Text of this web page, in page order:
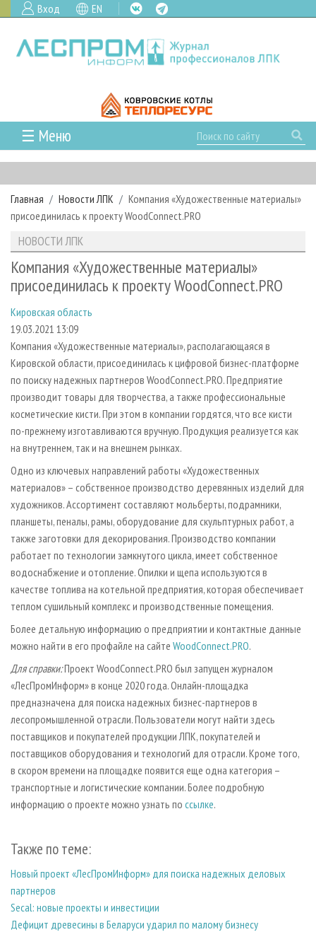
Вход EN
☰ Меню
ГЛАВНАЯ
РУБРИКИ И ТЕМЫ
РУБРИКИ ЖУРНАЛА
ЛЕСОЗАГОТОВКА
ЛЕСОПИЛЕНИЕ
СУШКА ДРЕВЕСИНЫ
ПРОИЗВОДСТВО ДРЕВЕСНЫХ ПЛИТ
ДЕРЕВЯННОЕ ДОМОСТРОЕНИЕ
ПРОИЗВОДСТВО МЕБЕЛИ
БИОЭНЕРГЕТИКА
ЦБП
ИНСТРУМЕНТ И МАТЕРИАЛЫ
НОВОСТИ
НОВОСТИ ЛПК
НОВОСТИ ЖУРНАЛА
ПРОЕКТЫ ЛПИ
АНАЛИТИКА
ПРЕДПРИЯТИЯ ЛПК
ПЕРСОНЫ
МОБИЛЬНЫЕ ВЫСТАВКИ
ОФИЦИАЛЬНЫЕ ДЕЛЕГАЦИИ
ПРИОРИТЕТНЫЕ ИНВЕСТПРОЕКТЫ
RUSSIAN FORESTRY REVIEW
ГАЗЕТА ЛЕСПРОМФОРУМ
БИБЛИОТЕКА СПЕЦИАЛИСТА
АРХИВ ЖУРНАЛОВ
СТАТЬИ
О ЖУРНАЛЕ
ПОДПИСКА
КОНТАКТЫ
РЕКЛАМОДАТЕЛЯМ
РЕКЛАМА
РЕКЛАМА НА САЙТЕ
Главная Новости ЛПК
Компания «Художественные материалы»
присоединилась к проекту WoodConnect.PRO
НОВОСТИ ЛПК
Компания «Художественные материалы»
присоединилась к проекту WoodConnect.PRO
Кировская область
19.03.2021 13:09
Компания «Художественные материалы», располагающаяся в
Кировской области, присоединилась к цифровой бизнес-платформе
по поиску надежных партнеров WoodConnect.PRO. Предприятие
производит товары для творчества, а также профессиональные
косметические кисти. При этом в компании гордятся, что все кисти
по-прежнему изготавливаются вручную. Продукция реализуется как
на внутреннем, так и на внешнем рынках.
Одно из ключевых направлений работы «Художественных
материалов» – собственное производство деревянных изделий для
художников. Ассортимент составляют мольберты, подрамники,
планшеты, пеналы, рамы, оборудование для скульптурных работ, а
также заготовки для декорирования. Производство компании
работает по технологии замкнутого цикла, имеет собственное
водоснабжение и отопление. Опилки и щепа используются в
качестве топлива на котельной предприятия, которая обеспечивает
теплом сушильный комплекс и производственные помещения.
Более детальную информацию о предприятии и контактные данные
можно найти в его профайле на сайте WoodConnect.PRO.
Для справки:Проект WoodConnect.PRO был запущен журналом
«ЛесПромИнформ» в конце 2020 года. Онлайн-площадка
предназначена для поиска надежных бизнес-партнеров в
лесопромышленной отрасли. Пользователи могут найти здесь
поставщиков и покупателей продукции ЛПК, покупателей и
поставщиков оборудования и технологий для отрасли. Кроме того,
в скором времени на площадке появится еще одна категория –
транспортные и логистические компании. Более подробную
информацию о проекте можно узнать по ссылке.
Также по теме:
Новый проект «ЛесПромИнформ» для поиска надежных деловых
партнеров
Secal: новые проекты и инвестиции
Дефицит древесины в Беларуси ударил по малому бизнесу